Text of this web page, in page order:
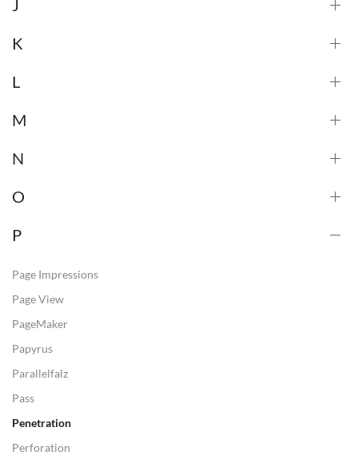
J
K
L
M
N
O
P
Page Impressions
Page View
PageMaker
Papyrus
Parallelfalz
Pass
Penetration
Perforation